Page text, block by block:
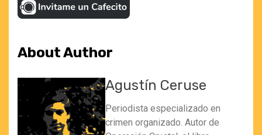
About Author
Agustín Ceruse
Periodista especializado en
crimen organizado. Autor de